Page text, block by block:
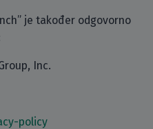
je također odgovorno
Inc.
policy